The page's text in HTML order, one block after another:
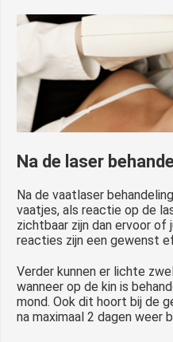
Na de laser
Na de vaatlaser
vaatjes, als reactie op de
zichtbaar zijn dan ervoor of
reacties zijn een gewenst
Verder kunnen er lichte
wanneer op de kin is
mond. Ook dit hoort bij de
na maximaal 2 dagen weer